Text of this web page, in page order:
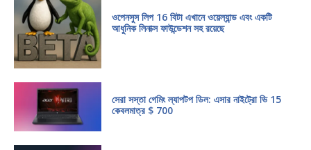
ওপেনসুস লিপ 16 বিটা এখানে ওয়েল্যান্ড এবং একটি
আধুনিক লিনাক্স ফাউন্ডেশন সহ রয়েছে
সেরা সস্তা গেমিং ল্যাপটপ ডিল: এসার নাইট্রো ভি 15
কেবলমাত্র $ 700